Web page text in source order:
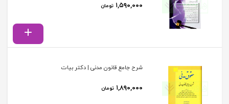
۱,۵۹۰,۰۰۰ تومان
شرح جامع قانون مدنی | دکتر بیات
۱,۸۹۰,۰۰۰ تومان